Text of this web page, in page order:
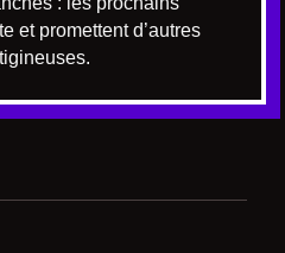
et promettent d’autres